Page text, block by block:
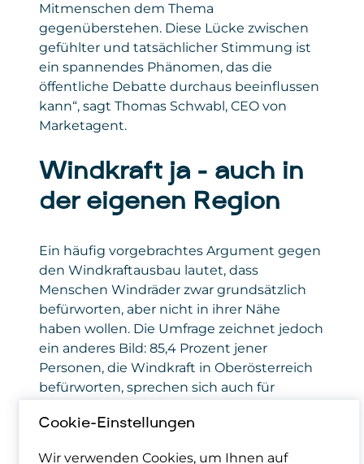
Mitmenschen dem Thema
gegenüberstehen. Diese Lücke zwischen
gefühlter und tatsächlicher Stimmung ist
ein spannendes Phänomen, das die
öffentliche Debatte durchaus beeinflussen
kann“, sagt Thomas Schwabl, CEO von
Marketagent.
Windkraft ja – auch in
der eigenen Region
Ein häufig vorgebrachtes Argument gegen
den Windkraftausbau lautet, dass
Menschen Windräder zwar grundsätzlich
befürworten, aber nicht in ihrer Nähe
haben wollen. Die Umfrage zeichnet jedoch
ein anderes Bild: 85,4 Prozent jener
Personen, die Windkraft in Oberösterreich
befürworten, sprechen sich auch für
Damit lässt sich der oft zitierte „Not in my
Cookie-Einstellungen
Wir verwenden Cookies, um Ihnen auf